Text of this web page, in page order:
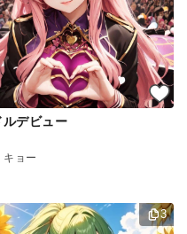
ルデビュー
キョー
3